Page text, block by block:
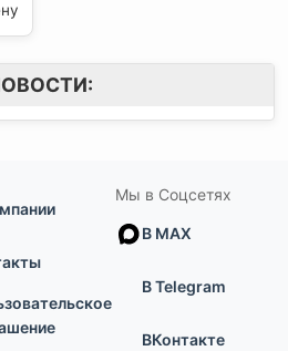
Мы в Соцсетях
В MAX
В Telegram
ВКонтакте